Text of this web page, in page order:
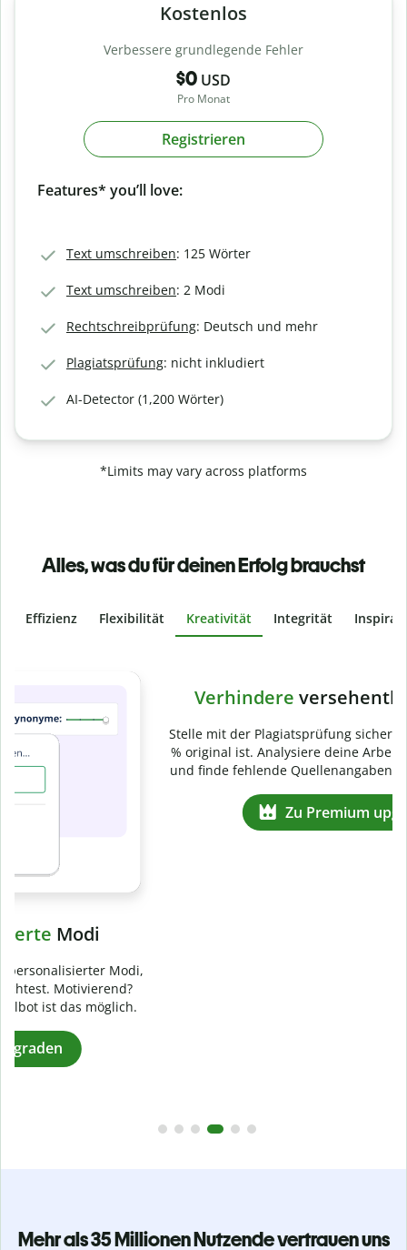
Kostenlos
Verbessere grundlegende Fehler
$0 USD
Pro Monat
Registrieren
Features* you’ll love:
Text umschreiben: 125 Wörter
Text umschreiben: 2 Modi
Rechtschreibprüfung: Deutsch und mehr
Plagiatsprüfung: nicht inkludiert
AI-Detector (1,200 Wörter)
*Limits may vary across platforms
Alles, was du für deinen Erfolg brauchst
Effizienz Flexibilität Kreativität Integrität
Verhindere
Stelle mit der Plagiatsprüfung sicher, dass dein Text zu 100
% original ist. Analysiere deine Arbeit in Sekundenschnelle
und finde fehlende Quellenangaben in über 100 Sprachen.
Mehr als 35 Millionen Nutzende vertrauen uns